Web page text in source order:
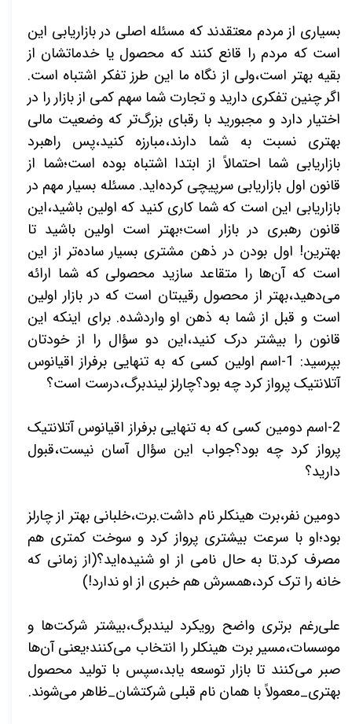
بسیاری از مردم معتقدند که مسئله اصلی در بازاریابی این
است که مردم را قانع کنند که محصول یا خدماتشان از
بقیه بهتر است،ولی از نگاه ما این طرز تفکر اشتباه است.
اگر چنین تفکری دارید و تجارت شما سهم کمی از بازار را در
اختیار دارد و مجبورید با رقبای بزرگ‌تر که وضعیت مالی
بهتری نسبت به شما دارند،مبارزه کنید،پس راهبرد
بازاریابی شما احتمالاً از ابتدا اشتباه بوده است؛شما از
قانون اول بازاریابی سرپیچی کرده‌اید. مسئله بسیار مهم در
بازاریابی این است که شما کاری کنید که اولین باشید،این
قانون رهبری در بازار است؛بهتر است اولین باشید تا
بهترین! اول بودن در ذهن مشتری بسیار ساده‌تر از این
است که آن‌ها را متقاعد سازید محصولی که شما ارائه
می‌دهید،بهتر از محصول رقیبتان است که در بازار اولین
است و قبل از شما به ذهن او واردشده. برای اینکه این
قانون را بیشتر درک کنید،این دو سؤال را از خودتان
بپرسید: 1-اسم اولین کسی که به تنهایی برفراز اقیانوس
آتلانتیک پرواز کرد چه بود؟چارلز لیندبرگ،درست است؟
2-اسم دومین کسی که به تنهایی برفراز اقیانوس آتلانتیک
پرواز کرد چه بود؟جواب این سؤال آسان نیست،قبول
دارید؟
دومین نفر،برت هینکلر نام داشت.برت،خلبانی بهتر از چارلز
بود؛او با سرعت بیشتری پرواز کرد و سوخت کمتری هم
مصرف کرد.تا به حال نامی از او شنیده‌اید؟(از زمانی که
خانه را ترک کرد،همسرش هم خبری از او ندارد!)
علی‌رغم برتری واضح رویکرد لیندبرگ،بیشتر شرکت‌ها و
موسسات،مسیر برت هینکلر را انتخاب می‌کنند؛یعنی آن‌ها
صبر می‌کنند تا بازار توسعه یابد،سپس با تولید محصول
بهتری_معمولاً با همان نام قبلی شرکتشان_ظاهر می‌شوند.